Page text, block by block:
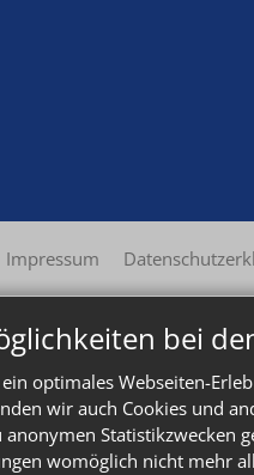
bei
optimales Webseiten-
wir auch Cookies und
anonymen Statistikzwecken
womöglich nicht mehr
Impressum